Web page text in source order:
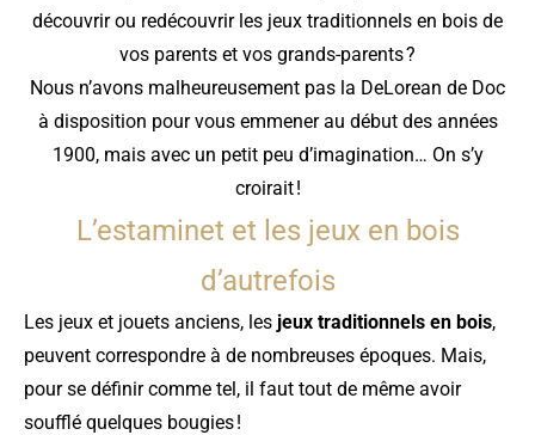
découvrir ou redécouvrir les jeux traditionnels en bois de
vos parents et vos grands-parents ?
Nous n’avons malheureusement pas la DeLorean de Doc
à disposition pour vous emmener au début des années
1900, mais avec un petit peu d’imagination… On s’y
croirait !
L’estaminet et les jeux en bois
d’autrefois
Les jeux et jouets anciens, les jeux traditionnels en bois,
peuvent correspondre à de nombreuses époques. Mais,
pour se définir comme tel, il faut tout de même avoir
soufflé quelques bougies !